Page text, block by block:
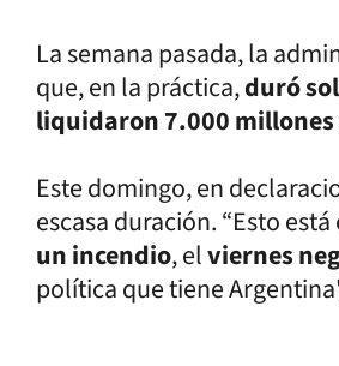
La semana pasada, la
que, en la práctica,duró
liquidaron 7.000 millones
Este domingo, en
escasa duración. “Esto
un incendio, elviernes
política que tiene